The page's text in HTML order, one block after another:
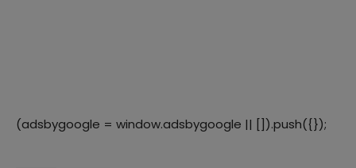
(adsbygoogle = window.adsbygoogle || []).push({});